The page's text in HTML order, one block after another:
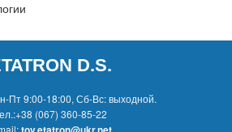
D.S.
Пт 9:00-18:00, Сб-Вс: выходной.
+38 (067) 360-85-22